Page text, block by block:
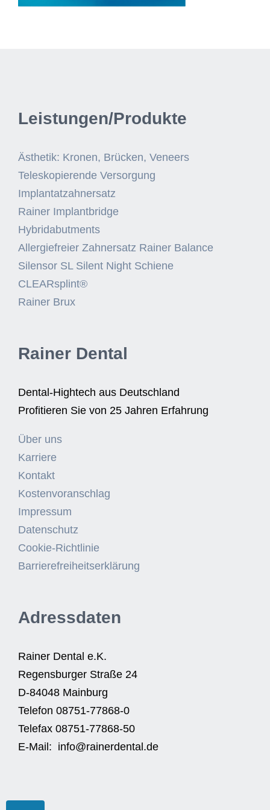
Leistungen/Produkte
Ästhetik: Kronen, Brücken, Veneers
Teleskopierende Versorgung
Implantatzahnersatz
Rainer Implantbridge
Hybridabutments
Allergiefreier Zahnersatz Rainer Balance
Silensor SL Silent Night Schiene
CLEARsplint®
Rainer Brux
Rainer Dental
Dental-Hightech aus Deutschland
Profitieren Sie von 25 Jahren Erfahrung
Über uns
Karriere
Kontakt
Kostenvoranschlag
Impressum
Datenschutz
Cookie-Richtlinie
Barrierefreiheitserklärung
Adressdaten
Rainer Dental e.K.
Regensburger Straße 24
D-84048 Mainburg
Telefon 08751-77868-0
Telefax 08751-77868-50
E-Mail: info@rainerdental.de